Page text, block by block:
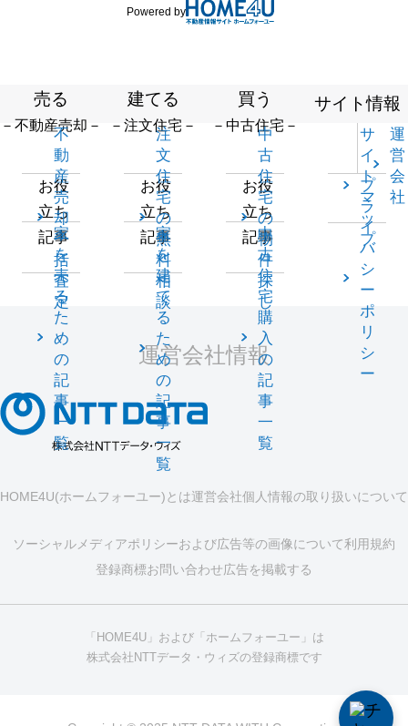
Powered by
売る
－不動産売却－
不
動
産
売
却
一
括
査
定
お役
立ち
記事
家
を
売
る
た
め
の
記
事
一
覧
建てる
－注文住宅－
注
文
住
宅
の
無
料
相
談
お役
立ち
記事
家
を
建
て
る
た
め
の
記
事
一
覧
買う
－中古住宅－
中
古
住
宅
の
物
件
探
し
お役
立ち
記事
中
古
住
宅
購
入
の
記
事
一
覧
サイト情報
サ
イ
ト
マ
ッ
プ
運
営
会
社
プ
ラ
イ
バ
シ
ー
ポ
リ
シ
ー
運営会社情報
HOME4U(ホームフォーユー)とは運営会社個人情報の取り扱いについて
ソーシャルメディアポリシーおよび広告等の画像について利用規約
登録商標お問い合わせ広告を掲載する
「HOME4U」および「ホームフォーユー」は
株式会社NTTデータ・ウィズの登録商標です